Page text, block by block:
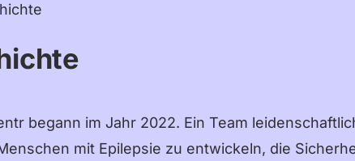
begann im Jahr 2022. Ein Team
mit Epilepsie zu entwickeln, die